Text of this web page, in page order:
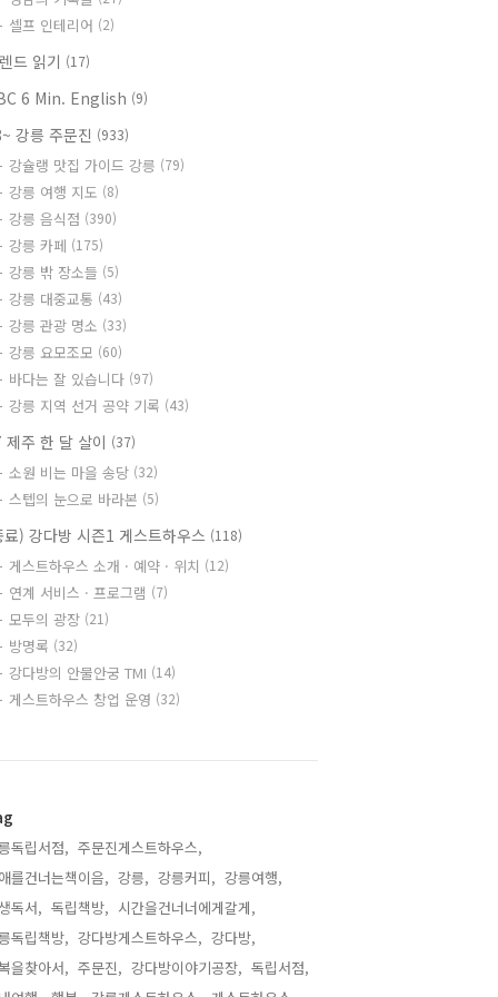
셀프 인테리어 (2)
드 읽기 (17)
6 Min. English (9)
강릉 주문진 (933)
강슐랭 맛집 가이드 강릉 (79)
강릉 여행 지도 (8)
강릉 음식점 (390)
강릉 카페 (175)
강릉 밖 장소들 (5)
강릉 대중교통 (43)
강릉 관광 명소 (33)
강릉 요모조모 (60)
바다는 잘 있습니다 (97)
강릉 지역 선거 공약 기록 (43)
제주 한 달 살이 (37)
소원 비는 마을 송당 (32)
스텝의 눈으로 바라본 (5)
료) 강다방 시즌1 게스트하우스 (118)
게스트하우스 소개 · 예약 · 위치 (12)
연계 서비스 · 프로그램 (7)
모두의 광장 (21)
방명록 (32)
강다방의 안물안궁 TMI (14)
게스트하우스 창업 운영 (32)
독립서점, 주문진게스트하우스,
를건너는책이음, 강릉, 강릉커피, 강릉여행,
독서, 독립책방, 시간을건너너에게갈게,
독립책방, 강다방게스트하우스, 강다방,
을찾아서, 주문진, 강다방이야기공장, 독립서점,